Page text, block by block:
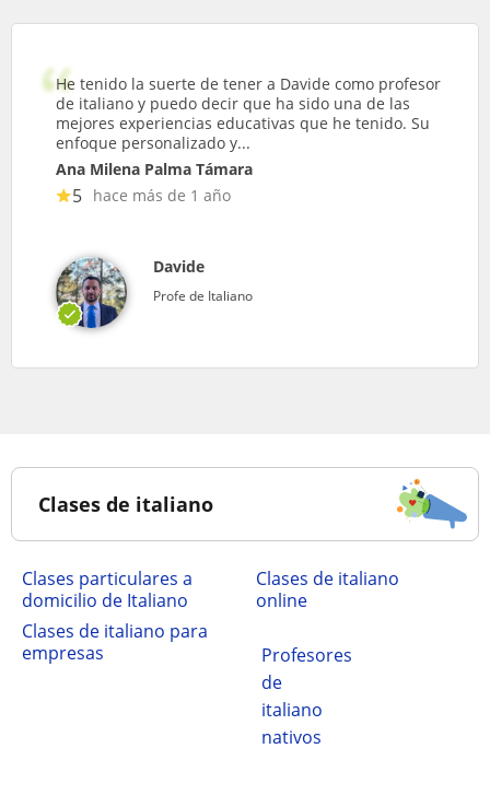
He tenido la suerte de tener a Davide como profesor
de italiano y puedo decir que ha sido una de las
mejores experiencias educativas que he tenido. Su
enfoque personalizado y...
Ana Milena Palma Támara
5 hace más de 1 año
Davide
Profe de Italiano
Clases de italiano
clases particulares a
domicilio de Italiano
Clases de italiano
online
Clases de italiano para
empresas
Profesores
de
italiano
nativos